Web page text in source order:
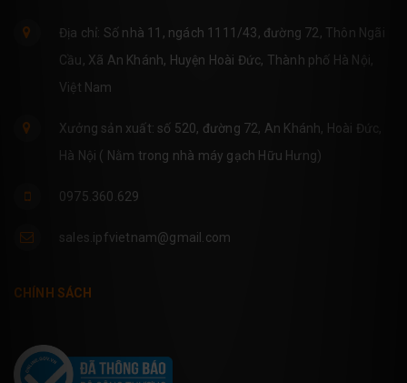
Địa chỉ: Số nhà 11, ngách 1111/43, đường 72, Thôn Ngãi
Cầu, Xã An Khánh, Huyện Hoài Đức, Thành phố Hà Nội,
Việt Nam
Xưởng sản xuất: số 520, đường 72, An Khánh, Hoài Đức,
Hà Nội ( Nằm trong nhà máy gạch Hữu Hưng)
0975.360.629
sales.ipfvietnam@gmail.com
CHÍNH SÁCH